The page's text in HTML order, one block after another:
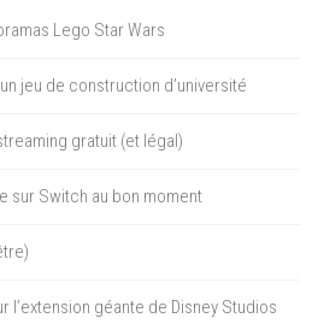
Lego Star Wars
jeu de construction d’université
gratuit (et légal)
sur Switch au bon moment
l’extension géante de Disney Studios